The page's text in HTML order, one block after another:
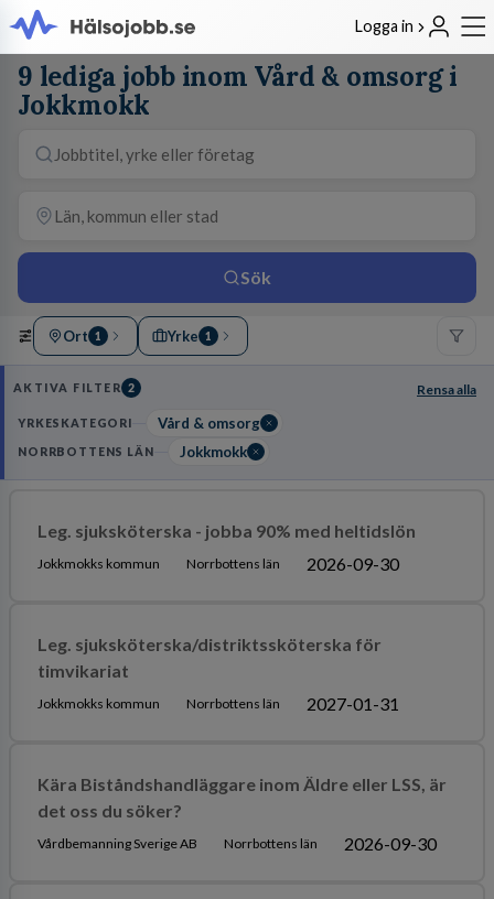
Logga in
9 lediga jobb inom Vård & omsorg i
Jokkmokk
Sök
Ort 1 Yrke 1
AKTIVA FILTER 2 Rensa alla
YRKESKATEGORI Vård & omsorg
NORRBOTTENS LÄN Jokkmokk
Leg. sjuksköterska - jobba 90% med heltidslön
Jokkmokks kommun Norrbottens län 2026-09-30
Leg. sjuksköterska/distriktssköterska för
timvikariat
Jokkmokks kommun Norrbottens län 2027-01-31
Kära Biståndshandläggare inom Äldre eller LSS, är
det oss du söker?
Vårdbemanning Sverige AB Norrbottens län 2026-09-30